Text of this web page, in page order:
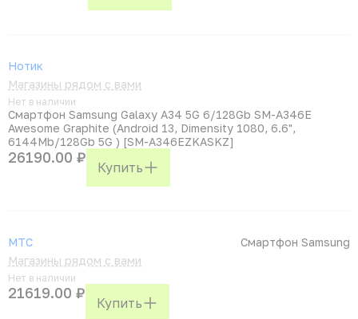
Нотик
Магазины рядом с вами
Нет в наличии
Смартфон Samsung Galaxy A34 5G 6/128Gb SM-A346E
Awesome Graphite (Android 13, Dimensity 1080, 6.6",
6144Mb/128Gb 5G ) [SM-A346EZKASKZ]
26190.00 ₽
Купить
МТС
Магазины рядом с вами
Нет в наличии
Смартфон Samsung
21619.00 ₽
Купить